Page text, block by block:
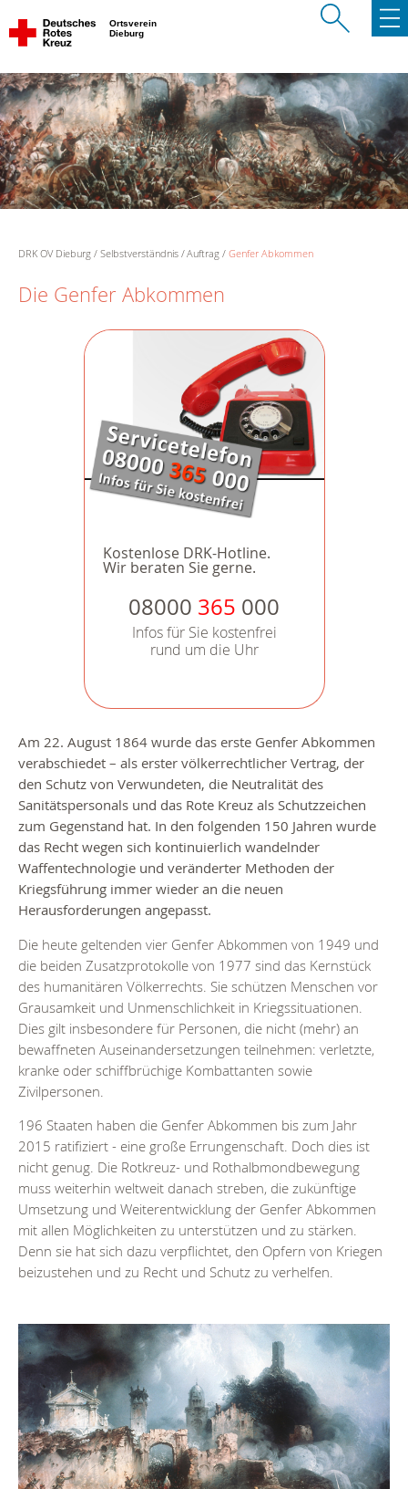
Ortsverein
Dieburg
DRK OV Dieburg Selbstverständnis Auftrag Genfer Abkommen
Die Genfer Abkommen
Kostenlose DRK-Hotline.
Wir beraten Sie gerne.
08000 365 000
Infos für Sie kostenfrei
rund um die Uhr
Am 22. August 1864 wurde das erste Genfer Abkommen
verabschiedet – als erster völkerrechtlicher Vertrag, der
den Schutz von Verwundeten, die Neutralität des
Sanitätspersonals und das Rote Kreuz als Schutzzeichen
zum Gegenstand hat. In den folgenden 150 Jahren wurde
das Recht wegen sich kontinuierlich wandelnder
Waffentechnologie und veränderter Methoden der
Kriegsführung immer wieder an die neuen
Herausforderungen angepasst.
Die heute geltenden vier Genfer Abkommen von 1949 und
die beiden Zusatzprotokolle von 1977 sind das Kernstück
des humanitären Völkerrechts. Sie schützen Menschen vor
Grausamkeit und Unmenschlichkeit in Kriegssituationen.
Dies gilt insbesondere für Personen, die nicht (mehr) an
bewaffneten Auseinandersetzungen teilnehmen: verletzte,
kranke oder schiffbrüchige Kombattanten sowie
Zivilpersonen.
196 Staaten haben die Genfer Abkommen bis zum Jahr
2015 ratifiziert - eine große Errungenschaft. Doch dies ist
nicht genug. Die Rotkreuz- und Rothalbmondbewegung
muss weiterhin weltweit danach streben, die zukünftige
Umsetzung und Weiterentwicklung der Genfer Abkommen
mit allen Möglichkeiten zu unterstützen und zu stärken.
Denn sie hat sich dazu verpflichtet, den Opfern von Kriegen
beizustehen und zu Recht und Schutz zu verhelfen.